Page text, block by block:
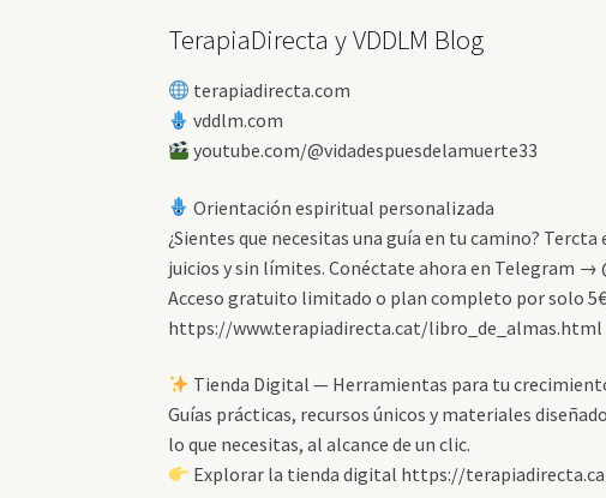
TerapiaDirecta y VDDLM Blog
terapiadirecta.com
vddlm.com
youtube.com/@vidadespuesdelamuerte33
Orientación espiritual personalizada
¿Sientes que necesitas una guía en tu camino?
juicios y sin límites. Conéctate ahora en Telegram
Acceso gratuito limitado o plan completo por solo
https://www.terapiadirecta.cat/libro_de_almas.html
Tienda Digital — Herramientas para tu
Guías prácticas, recursos únicos y materiales
lo que necesitas, al alcance de un clic.
Explorar la tienda digital https://